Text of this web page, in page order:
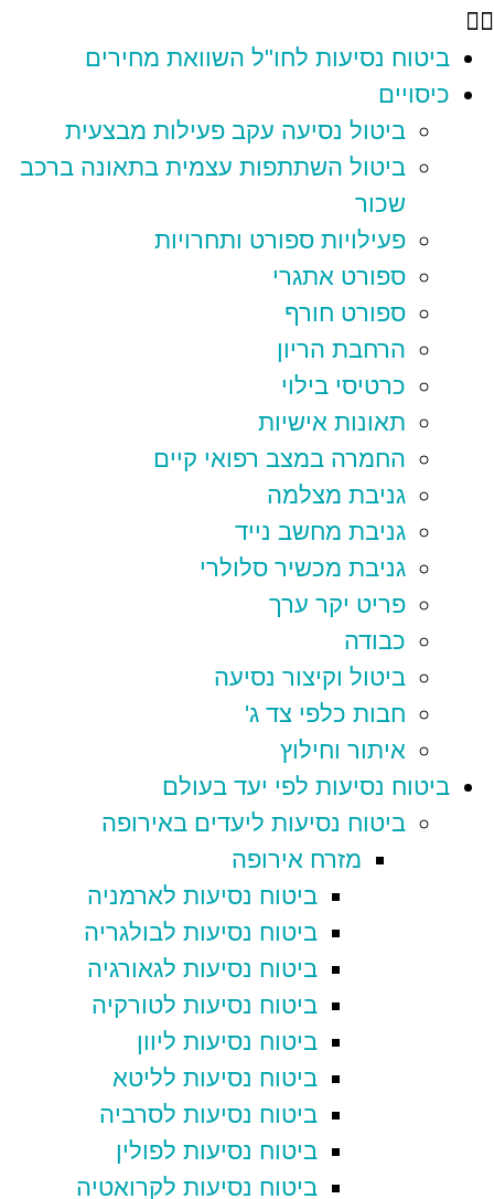
ביטוח נסיעות לחו"ל השוואת מחירים
כיסויים
ביטול נסיעה עקב פעילות מבצעית
ביטול השתתפות עצמית בתאונה ברכב
שכור
פעילויות ספורט ותחרויות
ספורט אתגרי
ספורט חורף
הרחבת הריון
כרטיסי בילוי
תאונות אישיות
החמרה במצב רפואי קיים
גניבת מצלמה
גניבת מחשב נייד
גניבת מכשיר סלולרי
פריט יקר ערך
כבודה
ביטול וקיצור נסיעה
חבות כלפי צד ג'
איתור וחילוץ
ביטוח נסיעות לפי יעד בעולם
ביטוח נסיעות ליעדים באירופה
מזרח אירופה
ביטוח נסיעות לארמניה
ביטוח נסיעות לבולגריה
ביטוח נסיעות לגאורגיה
ביטוח נסיעות לטורקיה
ביטוח נסיעות ליוון
ביטוח נסיעות לליטא
ביטוח נסיעות לסרביה
ביטוח נסיעות לפולין
ביטוח נסיעות לקרואטיה